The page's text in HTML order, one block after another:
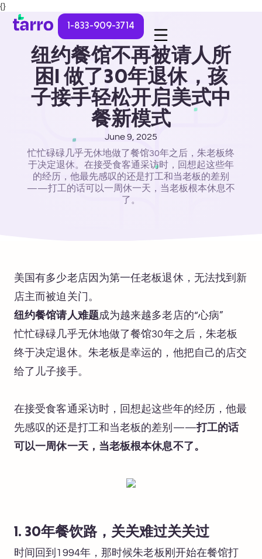
{}
1-833-909-3714
纽约餐馆不再被请人所
困| 做了30年退休，孩
子接手轻松开启美式中
餐新模式
June 9, 2025
忙忙碌碌几乎无休地做了餐馆30年之后，朱老板终
于决定退休。在接受食客通采访时，回想起这些年
的经历，他最先感叹的还是打工和当老板的差别
——打工的话可以一周休一天，当老板根本休息不
了。
美国有多少老店因为第一任老板退休，无法找到新
店主而被迫关门。
纽约餐馆请人难题成为越来越多老店的“心病”
忙忙碌碌几乎无休地做了餐馆30年之后，朱老板
终于决定退休。朱老板是幸运的，他把自己的店交
给了儿子接手。
在接受食客通采访时，回想起这些年的经历，他最
先感叹的还是打工和当老板的差别——打工的话
可以一周休一天，当老板根本休息不了。
1. 30年餐饮路，关关难过关关过
时间回到1994年，那时候朱老板刚开始在餐馆打